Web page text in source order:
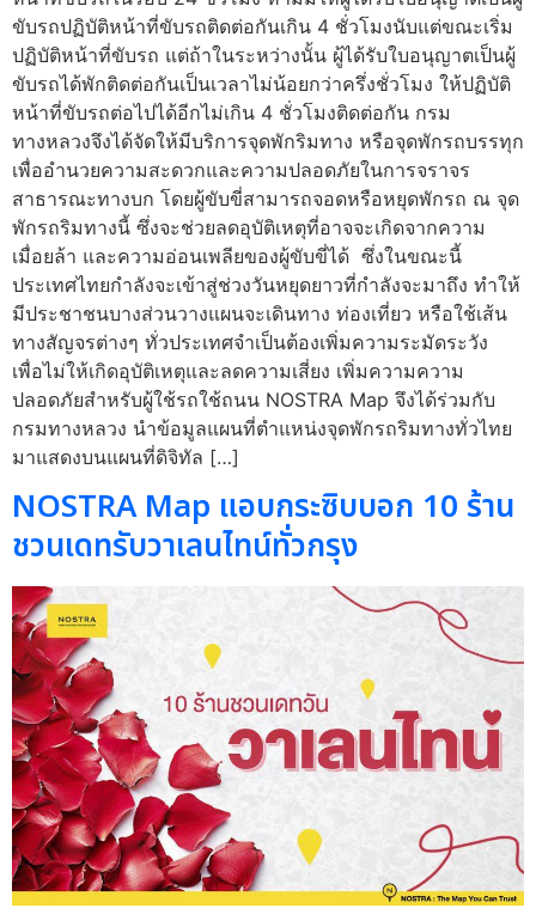
ขับรถปฏิบัติหน้าที่ขับรถติดต่อกันเกิน 4 ชั่วโมงนับแต่ขณะเริ่ม
ปฏิบัติหน้าที่ขับรถ แต่ถ้าในระหว่างนั้น ผู้ได้รับใบอนุญาตเป็นผู้
ขับรถได้พักติดต่อกันเป็นเวลาไม่น้อยกว่าครึ่งชั่วโมง ให้ปฏิบัติ
หน้าที่ขับรถต่อไปได้อีกไม่เกิน 4 ชั่วโมงติดต่อกัน กรม
ทางหลวงจึงได้จัดให้มีบริการจุดพักริมทาง หรือจุดพักรถบรรทุก
เพื่ออำนวยความสะดวกและความปลอดภัยในการจราจร
สาธารณะทางบก โดยผู้ขับขี่สามารถจอดหรือหยุดพักรถ ณ จุด
พักรถริมทางนี้ ซึ่งจะช่วยลดอุบัติเหตุที่อาจจะเกิดจากความ
เมื่อยล้า และความอ่อนเพลียของผู้ขับขี่ได้ ซึ่งในขณะนี้
ประเทศไทยกำลังจะเข้าสู่ช่วงวันหยุดยาวที่กำลังจะมาถึง ทำให้
มีประชาชนบางส่วนวางแผนจะเดินทาง ท่องเที่ยว หรือใช้เส้น
ทางสัญจรต่างๆ ทั่วประเทศจำเป็นต้องเพิ่มความระมัดระวัง
เพื่อไม่ให้เกิดอุบัติเหตุและลดความเสี่ยง เพิ่มความความ
ปลอดภัยสำหรับผู้ใช้รถใช้ถนน NOSTRA Map จึงได้ร่วมกับ
กรมทางหลวง นำข้อมูลแผนที่ตำแหน่งจุดพักรถริมทางทั่วไทย
มาแสดงบนแผนที่ดิจิทัล […]
NOSTRA Map แอบกระซิบบอก 10 ร้าน
ชวนเดทรับวาเลนไทน์ทั่วกรุง